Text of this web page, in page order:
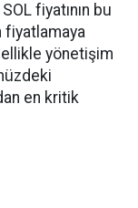
fiyatının bu
fiyatlamaya
yönetişim
en kritik